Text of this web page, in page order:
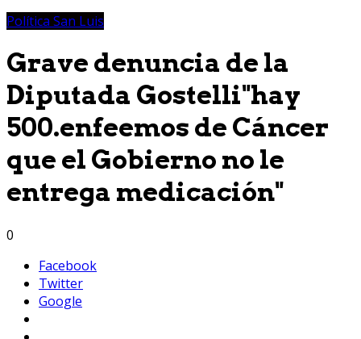
Política San Luis
Grave denuncia de la
Diputada Gostelli"hay
500.enfeemos de Cáncer
que el Gobierno no le
entrega medicación"
0
Facebook
Twitter
Google